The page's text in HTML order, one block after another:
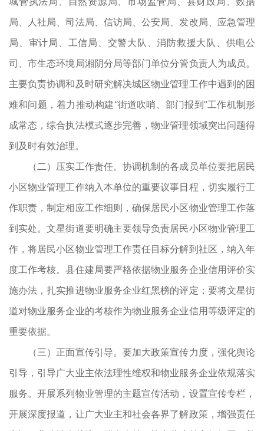
局、人社局、司法局、信访局、公安局、发改局、应急管理
局、审计局、工信局、交警大队、消防救援大队、供电公
司、市生态环境局湘阴分局等部门单位分管负责人为成员。
主要负责协调和及时研究解决城区物业管理工作中遇到的困
难和问题，着力推动构建“街道吹哨、部门报到”工作机制形
成常态，综合执法模式逐步完善，物业管理领域突出问题得
到及时有效治理。
（二）压实工作责任。协调机制的各成员单位要把居民
小区物业管理工作纳入本单位的重要议事日程，切实履行工
作职责，制定相应工作细则，确保居民小区物业管理工作落
到实处。文星街道要明确主要领导负责居民小区物业管理工
作，将居民小区物业管理工作责任目标分解到社区，纳入年
度工作考核。县住建局要严格依据物业服务企业信用评价实
施办法，扎实推进物业服务企业红黑榜的评定；要将文星街
道对物业服务企业的考核作为物业服务企业信用等级评定的
重要依据。
（三）正面宣传引导。要加大政策宣传力度，强化舆论
引导，引导广大业主依法理性维权和物业服务企业依规落实
服务。开展系列物业管理的主题宣传活动，设置宣传专栏，
开展深度报道，让广大业主和社会各界了解政策，增强责任